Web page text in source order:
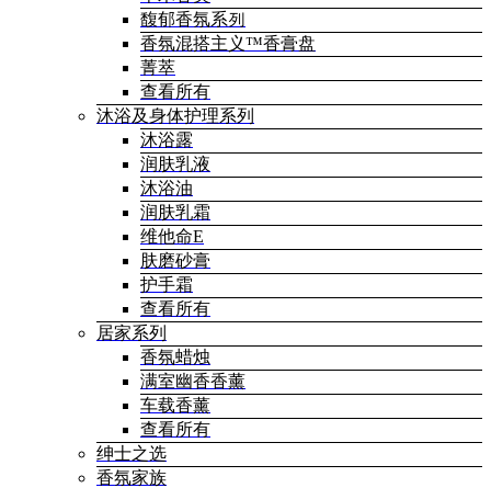
馥郁香氛系列
香氛混搭主义™香膏盘
菁萃
查看所有
沐浴及身体护理系列
沐浴露
润肤乳液
沐浴油
润肤乳霜
维他命E
肤磨砂膏
护手霜
查看所有
居家系列
香氛蜡烛
满室幽香香薰
车载香薰
查看所有
绅士之选
香氛家族